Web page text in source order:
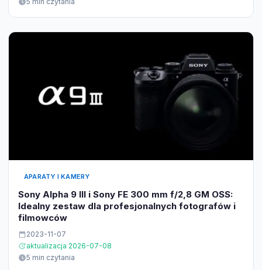
APARATY I KAMERY
Sony Alpha 9 III i Sony FE 300 mm f/2,8 GM OSS:
Idealny zestaw dla profesjonalnych fotografów i
filmowców
2023-11-07
aktualizacja 2026-07-08
5 min czytania